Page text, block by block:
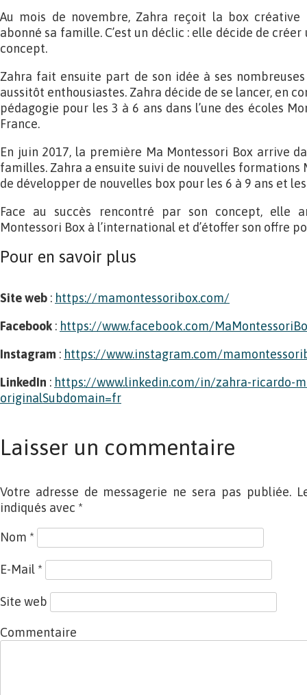
Au mois de novembre, Zahra reçoit la box
abonné sa famille. C’est un déclic : elle décide de
concept.
Zahra fait ensuite part de son idée à ses
aussitôt enthousiastes. Zahra décide de se lancer, en
pédagogie pour les 3 à 6 ans dans l’une des écoles
France.
En juin 2017, la première Ma Montessori Box arrive
familles. Zahra a ensuite suivi de nouvelles formations
de développer de nouvelles box pour les 6 à 9 ans et les
Face au succès rencontré par son concept, elle
Montessori Box à l’international et d’étoffer son offre
Pour en savoir plus
Site web : https://mamontessoribox.com/
Facebook : https://www.facebook.com/
Instagram : https://www.instagram.com/
LinkedIn : https://www.linkedin.com/in/zahra-ricardo-
originalSubdomain=fr
Laisser un commentaire
Votre adresse de messagerie ne sera pas publiée.
indiqués avec *
Nom *
E-Mail *
Site web
Commentaire